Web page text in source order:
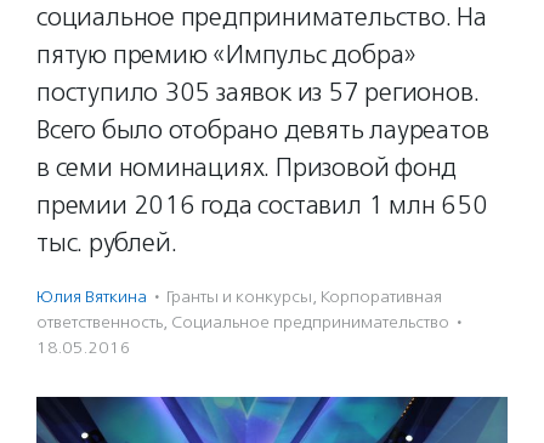
социальное предпринимательство. На
пятую премию «Импульс добра»
поступило 305 заявок из 57 регионов.
Всего было отобрано девять лауреатов
в семи номинациях. Призовой фонд
премии 2016 года составил 1 млн 650
тыс. рублей.
Юлия Вяткина · Гранты и конкурсы, Корпоративная
ответственность, Социальное предпри­нима­тель­ство ·
18.05.2016